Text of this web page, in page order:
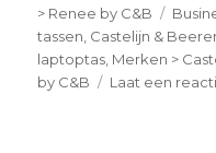
> Renee by C&B
Tags
tassen Castelijn &
laptoptas Merken >
by C&B
Laat een